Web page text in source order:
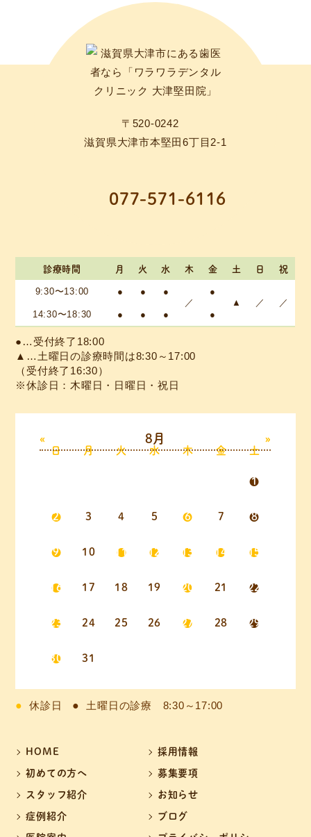
〒520-0242
滋賀県大津市本堅田6丁目2-1
077-571-6116
診療時間 月 火 水 木 金 土 日 祝
9:30〜13:00 ● ●
●
／
●
▲
／
／
14:30〜18:30
● ● ● ●
●…受付終了18:00
▲…土曜日の診療時間は8:30～17:00
（受付終了16:30）
※休診日：木曜日・日曜日・祝日
« 8月 »
日 月 火 水 木 金 土
1
2 3 4 5 6 7 8
9 10 11 12 13 14 15
16 17 18 19 20 21 22
23 24 25 26 27 28 29
30 31
休診日 土曜日の診療 8:30～17:00
HOME
初めての方へ
スタッフ紹介
症例紹介
採用情報
募集要項
お知らせ
ブログ